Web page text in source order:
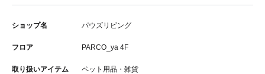
ショップ名 パウズリビング
フロア PARCO_ya 4F
取り扱いアイテム ペット用品・雑貨